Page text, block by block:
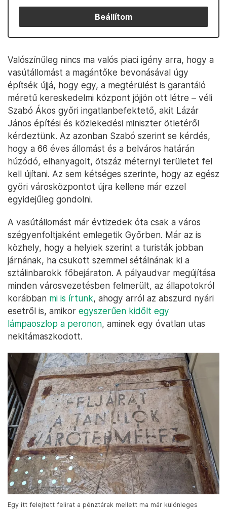
Beállítom
Valószínűleg nincs ma valós piaci igény arra, hogy a
vasútállomást a magántőke bevonásával úgy
építsék újjá, hogy egy, a megtérülést is garantáló
méretű kereskedelmi központ jöjjön ott létre – véli
Szabó Ákos győri ingatlanbefektető, akit Lázár
János építési és közlekedési miniszter ötletéről
kérdeztünk. Az azonban Szabó szerint se kérdés,
hogy a 66 éves állomást és a belváros határán
húzódó, elhanyagolt, ötszáz méternyi területet fel
kell újítani. Az sem kétséges szerinte, hogy az egész
győri városközpontot újra kellene már ezzel
egyidejűleg gondolni.
A vasútállomást már évtizedek óta csak a város
szégyenfoltjaként emlegetik Győrben. Már az is
közhely, hogy a helyiek szerint a turisták jobban
járnának, ha csukott szemmel sétálnának ki a
sztálinbarokk főbejáraton. A pályaudvar megújítása
minden városvezetésben felmerült, az állapotokról
korábban mi is írtunk, ahogy arról az abszurd nyári
esetről is, amikor egyszerűen kidőlt egy
lámpaoszlop a peronon, aminek egy óvatlan utas
nekitámaszkodott.
Egy itt felejtett felirat a pénztárak mellett ma már különleges